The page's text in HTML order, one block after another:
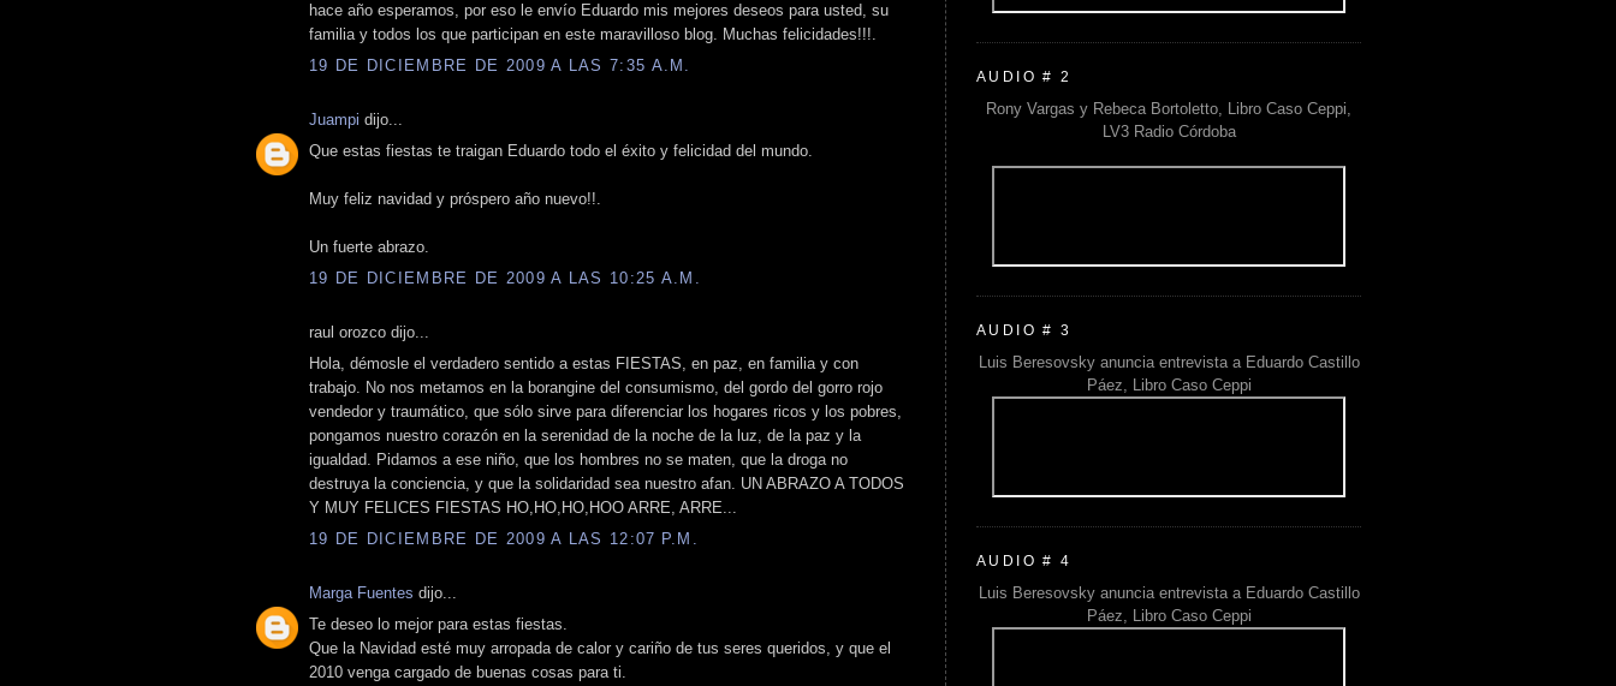
hace año esperamos, por eso le envío Eduardo mis mejores deseos para usted, su
familia y todos los que participan en este maravilloso blog. Muchas felicidades!!!.
19 DE DICIEMBRE DE 2009 A LAS 7:35 A.M.
Juampi dijo...
Que estas fiestas te traigan Eduardo todo el éxito y felicidad del mundo.
Muy feliz navidad y próspero año nuevo!!.
Un fuerte abrazo.
19 DE DICIEMBRE DE 2009 A LAS 10:25 A.M.
raul orozco dijo...
Hola, démosle el verdadero sentido a estas FIESTAS, en paz, en familia y con
trabajo. No nos metamos en la borangine del consumismo, del gordo del gorro rojo
vendedor y traumático, que sólo sirve para diferenciar los hogares ricos y los pobres,
pongamos nuestro corazón en la serenidad de la noche de la luz, de la paz y la
igualdad. Pidamos a ese niño, que los hombres no se maten, que la droga no
destruya la conciencia, y que la solidaridad sea nuestro afan. UN ABRAZO A TODOS
Y MUY FELICES FIESTAS HO,HO,HO,HOO ARRE, ARRE...
19 DE DICIEMBRE DE 2009 A LAS 12:07 P.M.
Marga Fuentes dijo...
Te deseo lo mejor para estas fiestas.
Que la Navidad esté muy arropada de calor y cariño de tus seres queridos, y que el
2010 venga cargado de buenas cosas para ti.
AUDIO # 2
Rony Vargas y Rebeca Bortoletto, Libro Caso Ceppi,
LV3 Radio Córdoba
AUDIO # 3
Luis Beresovsky anuncia entrevista a Eduardo Castillo
Páez, Libro Caso Ceppi
AUDIO # 4
Luis Beresovsky anuncia entrevista a Eduardo Castillo
Páez, Libro Caso Ceppi